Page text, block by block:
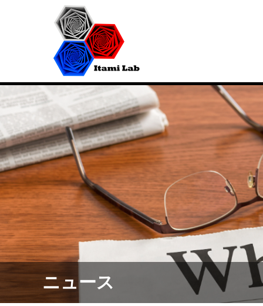
ニュース